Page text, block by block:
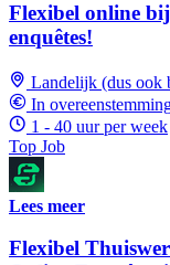
Flexibel online
enquêtes!
Landelijk (dus ook
In
1 - 40 uur per week
Top Job
Lees meer
Flexibel